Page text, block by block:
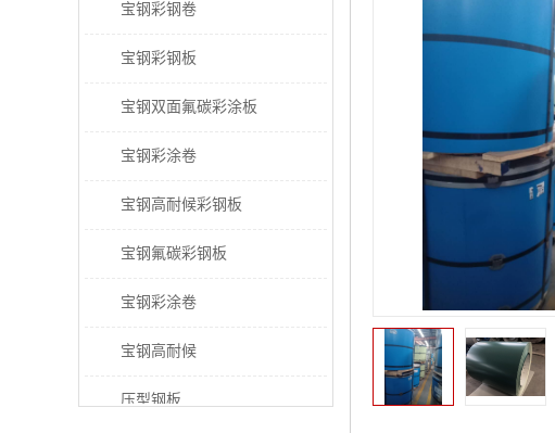
宝钢彩钢卷
宝钢彩钢板
宝钢双面氟碳彩涂板
宝钢彩涂卷
宝钢高耐候彩钢板
宝钢氟碳彩钢板
宝钢彩涂卷
宝钢高耐候
压型钢板